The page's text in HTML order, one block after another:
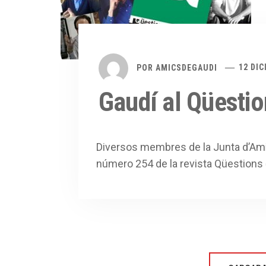
POR AMICSDEGAUDI 12
Gaudí al
Diversos membres de la Junta
número 254 de la revista Qüestions